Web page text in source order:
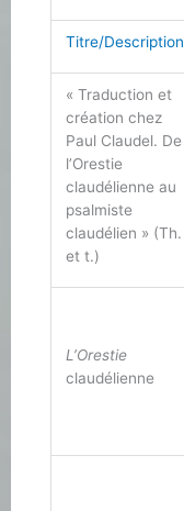
Titre/Description
« Traduction et
création chez
Paul Claudel. De
l’Orestie
claudélienne au
psalmiste
claudélien » (Th.
et t.)
L’Orestie
claudélienne